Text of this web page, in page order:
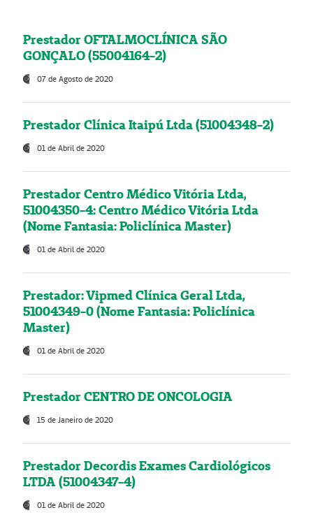
Prestador OFTALMOCLÍNICA SÃO
GONÇALO (55004164-2)
07 de Agosto de 2020
Prestador Clínica Itaipú Ltda (51004348-2)
01 de Abril de 2020
Prestador Centro Médico Vitória Ltda,
51004350-4: Centro Médico Vitória Ltda
(Nome Fantasia: Policlínica Master)
01 de Abril de 2020
Prestador: Vipmed Clínica Geral Ltda,
51004349-0 (Nome Fantasia: Policlínica
Master)
01 de Abril de 2020
Prestador CENTRO DE ONCOLOGIA
15 de Janeiro de 2020
Prestador Decordis Exames Cardiológicos
LTDA (51004347-4)
01 de Abril de 2020